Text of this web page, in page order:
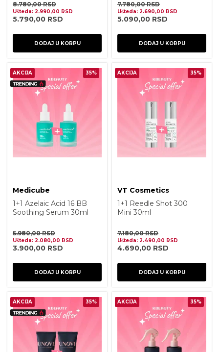
8.780,00RSD
Ušteda: 2.990,00 RSD
5.790,00 RSD
DODAJ U KORPU
7.780,00RSD
Ušteda: 2.690,00 RSD
5.090,00 RSD
DODAJ U KORPU
AKCIJA 35%
Medicube
1+1 Azelaic Acid 16 BB
Soothing Serum 30ml
5.980,00RSD
Ušteda: 2.080,00 RSD
3.900,00 RSD
DODAJ U KORPU
AKCIJA 35%
VT Cosmetics
1+1 Reedle Shot 300
Mini 30ml
7.180,00RSD
Ušteda: 2.490,00 RSD
4.690,00 RSD
DODAJ U KORPU
AKCIJA 35% AKCIJA 35%